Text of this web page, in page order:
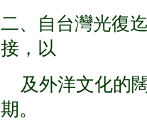
二、自台灣光復
接，以
及外洋文化的
期。